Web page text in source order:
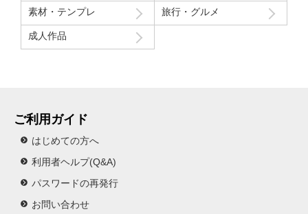
素材・テンプレ 旅行・グルメ
成人作品
ご利用ガイド
はじめての方へ
利用者ヘルプ(Q&A)
パスワードの再発行
お問い合わせ